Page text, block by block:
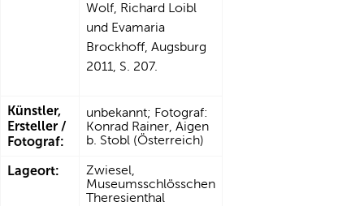
Wolf, Richard Loibl
und Evamaria
Brockhoff, Augsburg
2011, S. 207.
Künstler,
Ersteller /
Fotograf:
unbekannt; Fotograf:
Konrad Rainer, Aigen
b. Stobl (Österreich)
Lageort:
Zwiesel,
Museumsschlösschen
Theresienthal